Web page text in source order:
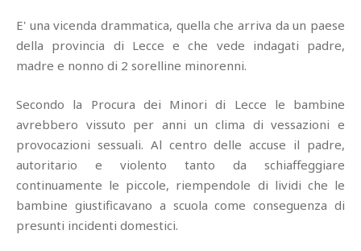
E' una vicenda drammatica, quella che arriva da un paese
della provincia di Lecce e che vede indagati padre,
madre e nonno di 2 sorelline minorenni.
Secondo la Procura dei Minori di Lecce le bambine
avrebbero vissuto per anni un clima di vessazioni e
provocazioni sessuali. Al centro delle accuse il padre,
autoritario e violento tanto da schiaffeggiare
continuamente le piccole, riempendole di lividi che le
bambine giustificavano a scuola come conseguenza di
presunti incidenti domestici.